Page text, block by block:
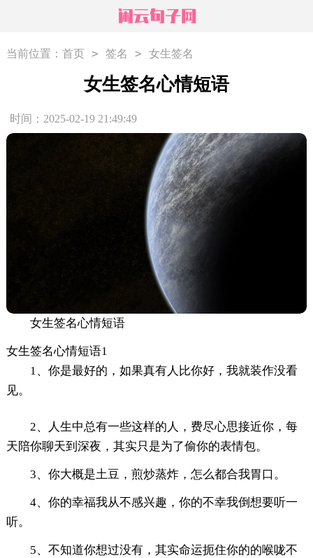
当前位置： 首页 > 签名 > 女生签名
女生签名心情短语
时间：2025-02-19 21:49:49
女生签名心情短语
女生签名心情短语1
1、你是最好的，如果真有人比你好，我就装作没看
见。
2、人生中总有一些这样的人，费尽心思接近你，每
天陪你聊天到深夜，其实只是为了偷你的表情包。
3、你大概是土豆，煎炒蒸炸，怎么都合我胃口。
4、你的幸福我从不感兴趣，你的不幸我倒想要听一
听。
5、不知道你想过没有，其实命运扼住你的的喉咙不